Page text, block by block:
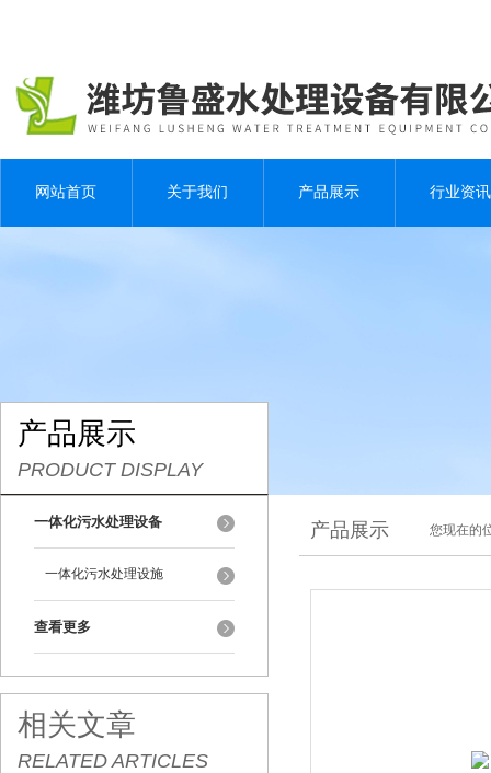
网站首页 关于我们 产品展示 行业资讯
产品展示
PRODUCT DISPLAY
一体化污水处理设备
一体化污水处理设施
查看更多
相关文章
RELATED ARTICLES
产品展示 您现在的